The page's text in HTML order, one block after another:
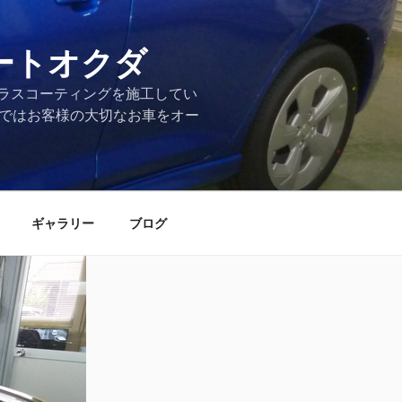
トオクダ
スコーティングを施工してい
はお客様の大切なお車をオー
ギャラリー ブログ